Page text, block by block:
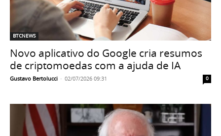
BTCNEWS
Novo aplicativo do Google cria resumos
de criptomoedas com a ajuda de IA
Gustavo Bertolucci - 02/07/2026 09:31 0